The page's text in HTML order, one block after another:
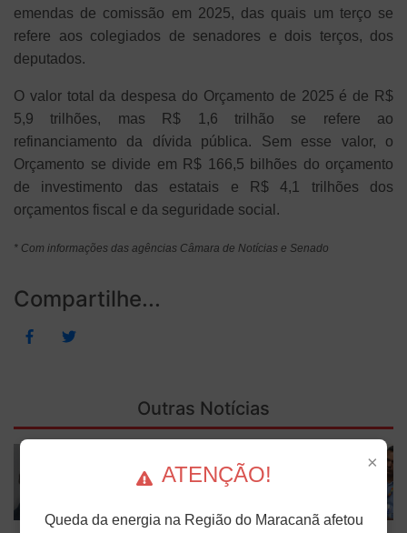
emendas de comissão em 2025, das quais um terço se
refere aos colegiados de senadores e dois terços, dos
deputados.
O valor total da despesa do Orçamento de 2025 é de R$
5,9 trilhões, mas R$ 1,6 trilhão se refere ao
refinanciamento da dívida pública. Sem esse valor, o
Orçamento se divide em R$ 166,5 bilhões do orçamento
de investimento das estatais e R$ 4,1 trilhões dos
orçamentos fiscal e da seguridade social.
* Com informações das agências Câmara de Notícias e Senado
Compartilhe...
Outras Notícias
×
ATENÇÃO!
Queda da energia na Região do Maracanã afetou